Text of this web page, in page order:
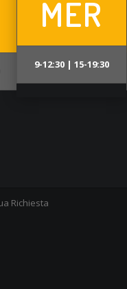
MER
9-12:30 | 15-19:30